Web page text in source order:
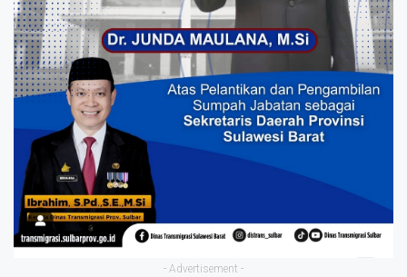
- Advertisement -